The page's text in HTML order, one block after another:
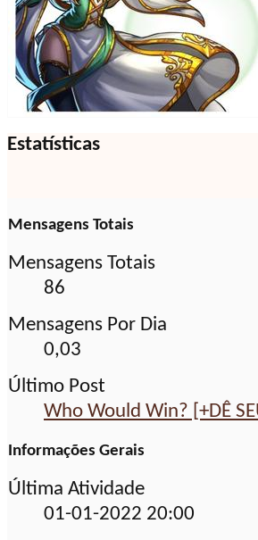
Estatísticas
Mensagens Totais
Mensagens Totais
86
Mensagens Por Dia
0,03
Último Post
Who Would Win? [+DÊ
Informações Gerais
Última Atividade
01-01-2022 20:00